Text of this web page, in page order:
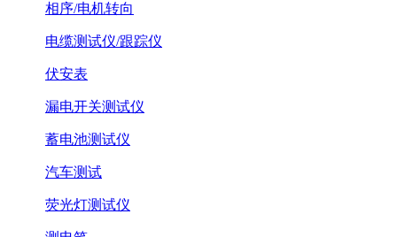
相序/电机转向
电缆测试仪/跟踪仪
伏安表
漏电开关测试仪
蓄电池测试仪
汽车测试
荧光灯测试仪